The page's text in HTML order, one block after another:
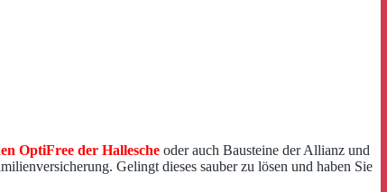
OptiFree der Hallesche oder auch Bausteine der Allianz und
Gelingt dieses sauber zu lösen und haben Sie